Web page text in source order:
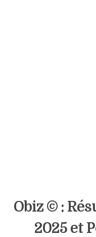
Obiz © :
2025 et